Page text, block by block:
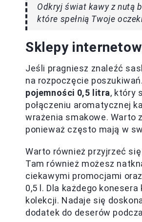
Odkryj świat kawy z nutą
które spełnią Twoje
Sklepy
Jeśli pragniesz znaleźć
na rozpoczęcie
pojemności 0,5 litra, który
połączeniu aromatycznej
wrażenia smakowe. Warto
ponieważ często mają w
Warto również przyjrzeć
Tam również możesz
ciekawymi promocjami
0,5 l. Dla każdego
kolekcji. Nadaje się
dodatek do deserów